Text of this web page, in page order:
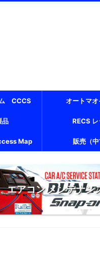
ム CCCS オートマ
品 RECS レ
Map 販売（中
エアコン メンテナン